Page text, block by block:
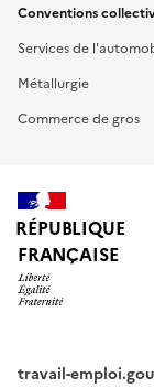
Conventions
Services de
Métallurgie
Commerce de gros
RÉPUBLIQUE
FRANÇAISE
travail-